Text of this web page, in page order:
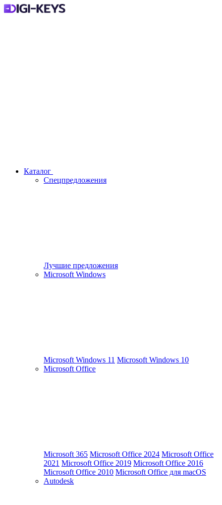
Каталог
Спецпредложения
Лучшие предложения
Microsoft Windows
Microsoft Windows 11 Microsoft Windows 10
Microsoft Office
Microsoft 365 Microsoft Office 2024 Microsoft Office
2021 Microsoft Office 2019 Microsoft Office 2016
Microsoft Office 2010 Microsoft Office для macOS
Autodesk